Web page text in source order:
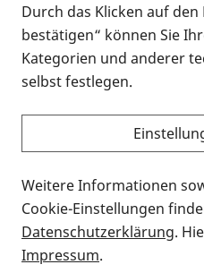
Vorlesen
Alle Infomaterialien
Formaten an einem Ort
Sie möchten wissen, wie
suchen und dieses
können? Schauen Sie sich
Thema Infomaterial auf
für blinde und
Auf dieser Seite finden Sie
Durch das Klicken auf den
bestätigen“ können Sie
Kategorien und anderer
selbst festlegen.
Weitere Informationen
Cookie-Einstellungen
Datenschutzerklärung.
Impressum.